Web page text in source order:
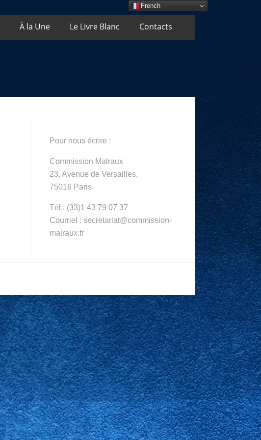
À la Une Le Livre Blanc Contacts
Pour nous écrire :
Commission Malraux
23, Avenue de Versailles,
75016 Paris
Tél : (33)1 43 79 07 37
Courriel : secretariat@commission-
malraux.fr
French